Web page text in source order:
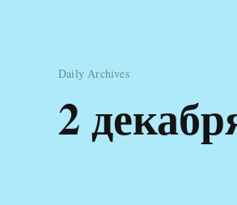
Daily Archives
2